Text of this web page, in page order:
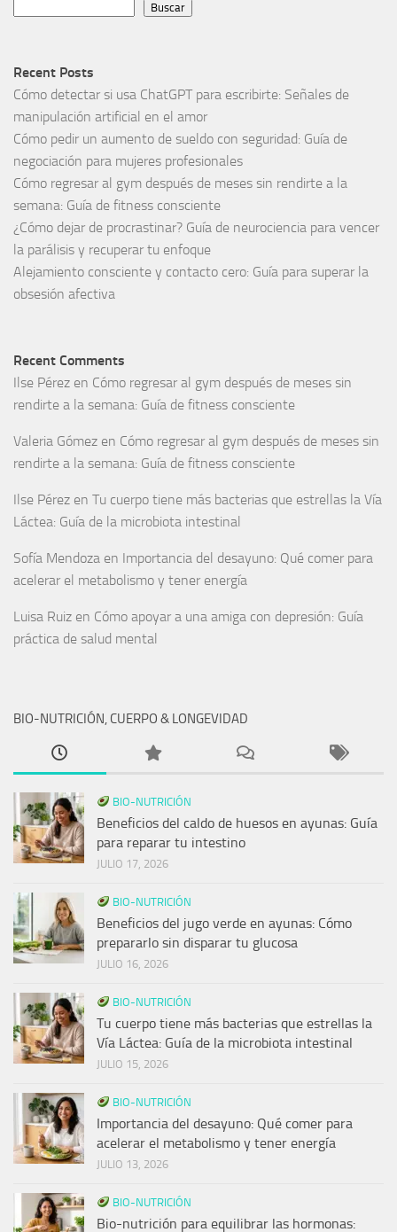
Buscar
Recent Posts
Cómo detectar si usa ChatGPT para escribirte: Señales de
manipulación artificial en el amor
Cómo pedir un aumento de sueldo con seguridad: Guía de
negociación para mujeres profesionales
Cómo regresar al gym después de meses sin rendirte a la
semana: Guía de fitness consciente
¿Cómo dejar de procrastinar? Guía de neurociencia para vencer
la parálisis y recuperar tu enfoque
Alejamiento consciente y contacto cero: Guía para superar la
obsesión afectiva
Recent Comments
Ilse Pérez en Cómo regresar al gym después de meses sin
rendirte a la semana: Guía de fitness consciente
Valeria Gómez en Cómo regresar al gym después de meses sin
rendirte a la semana: Guía de fitness consciente
Ilse Pérez en Tu cuerpo tiene más bacterias que estrellas la Vía
Láctea: Guía de la microbiota intestinal
Sofía Mendoza en Importancia del desayuno: Qué comer para
acelerar el metabolismo y tener energía
Luisa Ruiz en Cómo apoyar a una amiga con depresión: Guía
práctica de salud mental
BIO-NUTRICIÓN, CUERPO & LONGEVIDAD
BIO-NUTRICIÓN
Beneficios del caldo de huesos en ayunas: Guía
para reparar tu intestino
JULIO 17, 2026
BIO-NUTRICIÓN
Beneficios del jugo verde en ayunas: Cómo
prepararlo sin disparar tu glucosa
JULIO 16, 2026
BIO-NUTRICIÓN
Tu cuerpo tiene más bacterias que estrellas la
Vía Láctea: Guía de la microbiota intestinal
JULIO 15, 2026
BIO-NUTRICIÓN
Importancia del desayuno: Qué comer para
acelerar el metabolismo y tener energía
JULIO 13, 2026
BIO-NUTRICIÓN
Bio-nutrición para equilibrar las hormonas: